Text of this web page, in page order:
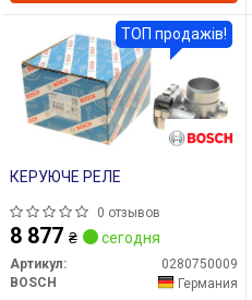
КЕРУЮЧЕ РЕЛЕ
0 отзывов
8 877 ₴ сегодня
Артикул:
0280750009
BOSCH
Германия
ТОП продажів!